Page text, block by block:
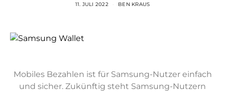
11. JULI 2022 BEN KRAUS
Mobiles Bezahlen ist für Samsung-Nutzer einfach
und sicher. Zukünftig steht Samsung-Nutzern